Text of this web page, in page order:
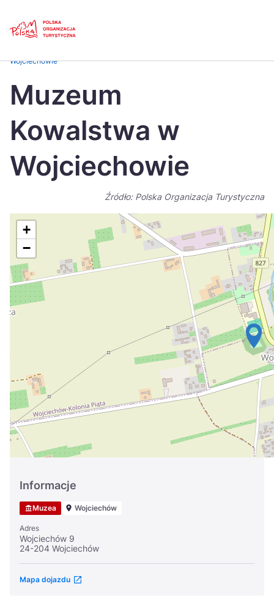
Česká
Dansk
Italiano
日本
Português
Suomi
Україна
Zamknij
Wojciechowie
Muzeum
Kowalstwa w
Wojciechowie
Źródło: Polska Organizacja Turystyczna
+
−
Informacje
Muzea Wojciechów
Adres
Wojciechów 9
24-204 Wojciechów
Mapa dojazdu